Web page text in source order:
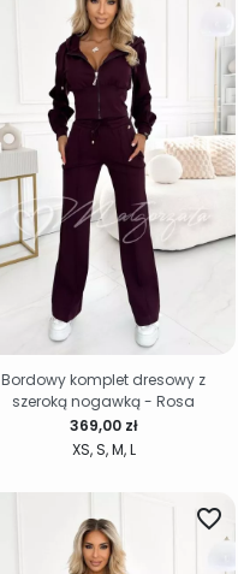
XS S M L
Cena
369,00 zł
Bordowy komplet dresowy z
szeroką nogawką - Rosa
favorite_border